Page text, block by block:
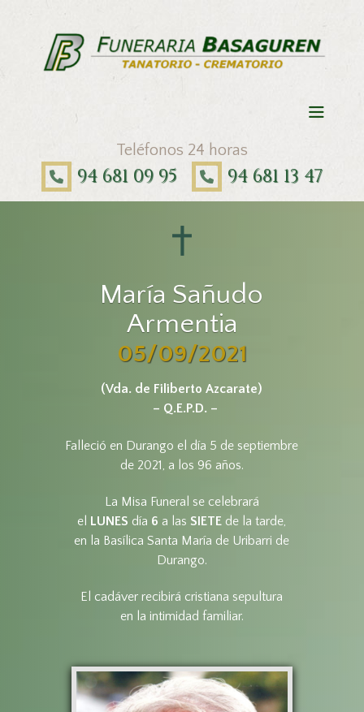
Teléfonos 24 horas
94 681 09 95 94 681 13 47
María Sañudo
Armentia
05/09/2021
(Vda. de Filiberto Azcarate)
– Q.E.P.D. –
Falleció en Durango el día 5 de septiembre
de 2021, a los 96 años.
La Misa Funeral se celebrará
el LUNES día 6 a las SIETE de la tarde,
en la Basílica Santa María de Uribarri de
Durango.
El cadáver recibirá cristiana sepultura
en la intimidad familiar.